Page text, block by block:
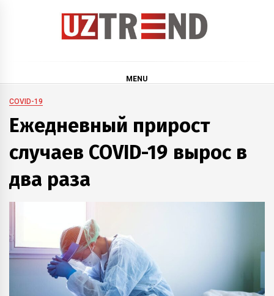
MENU
COVID-19
Ежедневный прирост
случаев COVID-19 вырос в
два раза